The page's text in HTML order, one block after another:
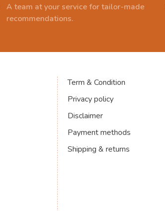
A team at your service for tailor-made
recommendations.
Term & Condition
Privacy policy
Disclaimer
Payment methods
Shipping & returns